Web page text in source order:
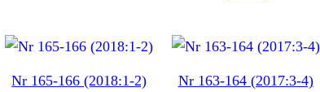
Nr 165-166 (2018:1-2) Nr 163-164 (2017:3-4)